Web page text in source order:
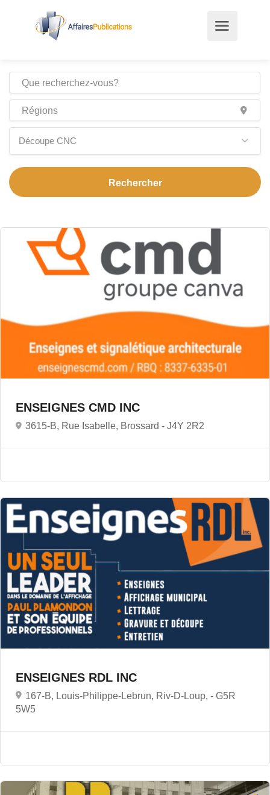
Découpe CNC
ENSEIGNES CMD INC
3615-B, Rue Isabelle, Brossard - J4Y 2R2
ENSEIGNES RDL INC
167-B, Louis-Philippe-Lebrun, Riv-D-Loup, - G5R
5W5